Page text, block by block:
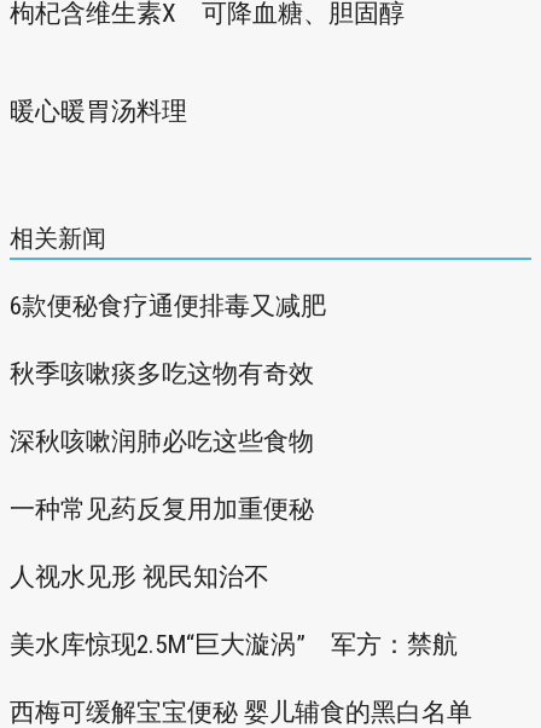
枸杞含维生素X 可降血糖、胆固醇
暖心暖胃汤料理
相关新闻
6款便秘食疗通便排毒又减肥
秋季咳嗽痰多吃这物有奇效
深秋咳嗽润肺必吃这些食物
一种常见药反复用加重便秘
人视水见形 视民知治不
美水库惊现2.5M“巨大漩涡” 军方：禁航
西梅可缓解宝宝便秘 婴儿辅食的黑白名单